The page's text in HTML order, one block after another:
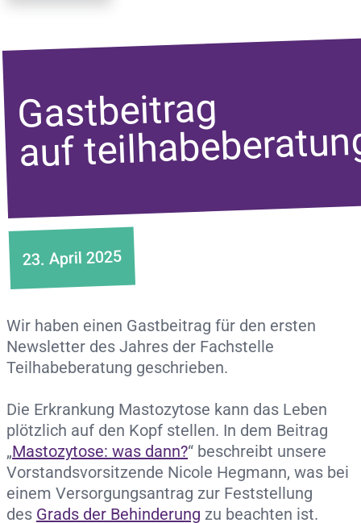
Gastbeitrag
auf
23. April 2025
Wir haben einen Gastbeitrag für den ersten
Newsletter des Jahres der Fachstelle
Teilhabeberatung geschrieben.
Die Erkrankung Mastozytose kann das Leben
plötzlich auf den Kopf stellen. In dem Beitrag
„Mastozytose: was dann?“ beschreibt unsere
Vorstandsvorsitzende Nicole Hegmann, was bei
einem Versorgungsantrag zur Feststellung
des Grads der Behinderung zu beachten ist.